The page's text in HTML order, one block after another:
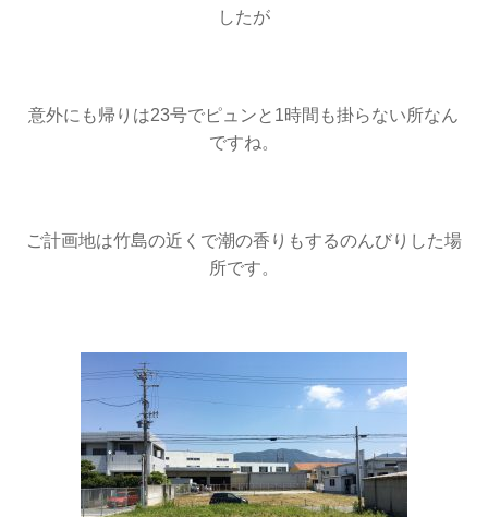
したが
意外にも帰りは23号でピュンと1時間も掛らない所なん
ですね。
ご計画地は竹島の近くで潮の香りもするのんびりした場
所です。